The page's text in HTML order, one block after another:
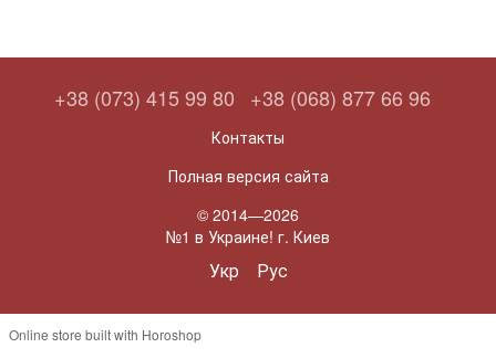
+38 (073) 415 99 80 +38 (068) 877 66 96
Контакты
Полная версия сайта
© 2014—2026
№1 в Украине! г. Киев
Укр Рус
Online store built with Horoshop